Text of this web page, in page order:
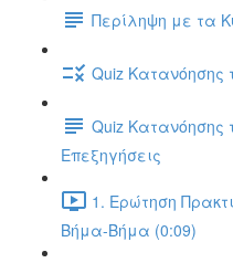
Περίληψη με τα
Quiz Κατανόησης
Quiz Κατανόησης
Επεξηγήσεις
1. Ερώτηση
Βήμα-Βήμα (0:09)